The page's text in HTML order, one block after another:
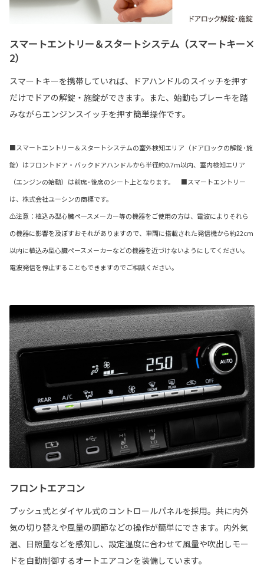
スマートエントリー＆スタートシステム（スマートキー×
2）
スマートキーを携帯していれば、ドアハンドルのスイッチを押す
だけでドアの解錠・施錠ができます。また、始動もブレーキを踏
みながらエンジンスイッチを押す簡単操作です。
■スマートエントリー＆スタートシステムの室外検知エリア（ドアロックの解錠･施
錠）はフロントドア・バックドアハンドルから半径約0.7m以内、室内検知エリア
（エンジンの始動）は前席･後席のシート上となります。 ■スマートエントリー
は、株式会社ユーシンの商標です。
⚠注意：植込み型心臓ペースメーカー等の機器をご使用の方は、電波によりそれら
の機器に影響を及ぼすおそれがありますので、車両に搭載された発信機から約22cm
以内に植込み型心臓ペースメーカーなどの機器を近づけないようにしてください。
電波発信を停止することもできますのでご相談ください。
フロントエアコン
プッシュ式とダイヤル式のコントロールパネルを採用。共に内外
気の切り替えや風量の調節などの操作が簡単にできます。内外気
温、日照量などを感知し、設定温度に合わせて風量や吹出しモー
ドを自動制御するオートエアコンを装備しています。